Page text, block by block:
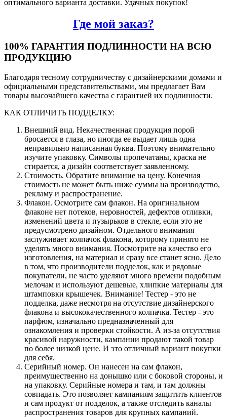
оптимального варианта доставки. Удачных покупок!
Где мой заказ?
100% ГАРАНТИЯ ПОДЛИННОСТИ НА ВСЮ
ПРОДУКЦИЮ
Благодаря тесному сотрудничеству с дизайнерскими домами и
официальными представительствами, мы предлагает Вам
товары высочайшего качества с гарантией их подлинности.
КАК ОТЛИЧИТЬ ПОДДЕЛКУ:
Внешний вид. Некачественная продукция порой
бросается в глаза, но иногда ее выдает лишь одна
неправильно написанная буква. Поэтому внимательно
изучите упаковку. Символы пропечатаны, краска не
стирается, а дизайн соответствует заявленному.
Стоимость. Обратите внимание на цену. Конечная
стоимость не может быть ниже суммы на производство,
рекламу и распространение.
Флакон. Осмотрите сам флакон. На оригинальном
флаконе нет потеков, неровностей, дефектов отливки,
изменений цвета и пузырьков в стекле, если это не
предусмотрено дизайном. Отдельного внимания
заслуживает колпачок флакона, которому принято не
уделять много внимания. Посмотрите на качество его
изготовления, на материал и сразу все станет ясно. Дело
в том, что производители подделок, как и рядовые
покупатели, не часто уделяют много времени подобным
мелочам и используют дешевые, хлипкие материалы для
штамповки крышечек. Внимание! Тестер - это не
подделка, даже несмотря на отсутствие дизайнерского
флакона и высококачественного колпачка. Тестер - это
парфюм, изначально предназначенный для
ознакомления и проверки стойкости. А из-за отсутствия
красивой наружности, кампании продают такой товар
по более низкой цене. И это отличный вариант покупки
для себя.
Серийный номер. Он нанесен на сам флакон,
преимущественно на донышко или с боковой стороны, и
на упаковку. Серийные номера и там, и там должны
совпадать. Это позволяет кампаниям защитить клиентов
и сам продукт от подделок, а также отследить каналы
распространения товаров для крупных кампаний.